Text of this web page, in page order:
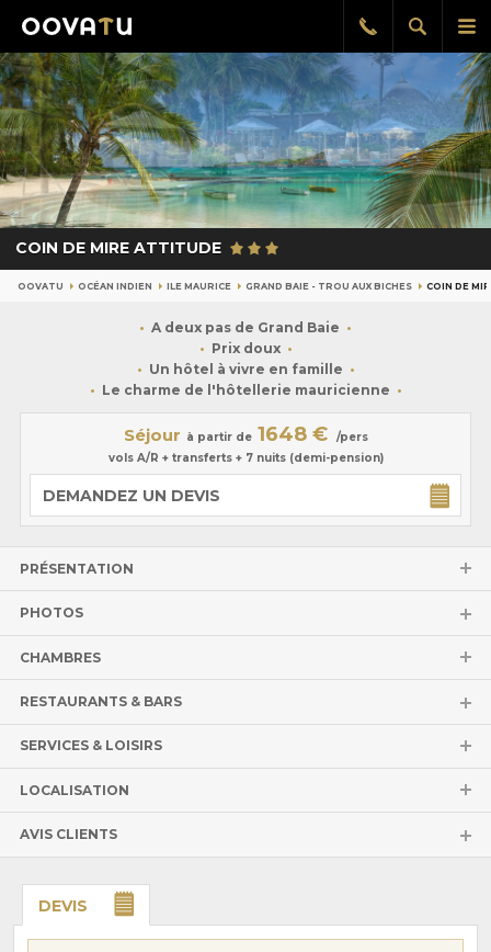
le
Afficher
la
Rappel
gratuit
COIN DE MIRE ATTITUDE
OOVATU OCÉAN INDIEN ILE MAURICE GRAND BAIE - TROU AUX BICHES COIN DE
A deux pas de Grand Baie
Prix doux
Un hôtel à vivre en famille
Le charme de l'hôtellerie mauricienne
Séjour à partir de 1648 €
/pers
vols A/R + transferts + 7 nuits (demi-pension)
DEMANDEZ UN DEVIS
PRÉSENTATION
PHOTOS
CHAMBRES
RESTAURANTS & BARS
SERVICES & LOISIRS
LOCALISATION
AVIS CLIENTS
DEVIS